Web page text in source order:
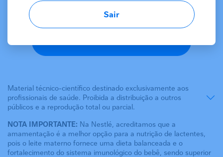
Logar
Sair
Material técnico-científico destinado exclusivamente aos
profissionais de saúde. Proibida a distribuição a outros
públicos e a reprodução total ou parcial.
NOTA IMPORTANTE: Na Nestlé, acreditamos que a
amamentação é a melhor opção para a nutrição de lactentes,
pois o leite materno fornece uma dieta balanceada e o
fortalecimento do sistema imunológico do bebê, sendo superior